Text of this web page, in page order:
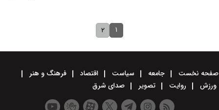
۱ ۲
صفحه نخست جامعه سیاست اقتصاد
فرهنگ و هنر
ورزش
روایت تصویر صدای شرق